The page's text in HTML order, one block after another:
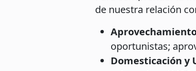
de nuestra relación
oportunistas;
Domesticación y